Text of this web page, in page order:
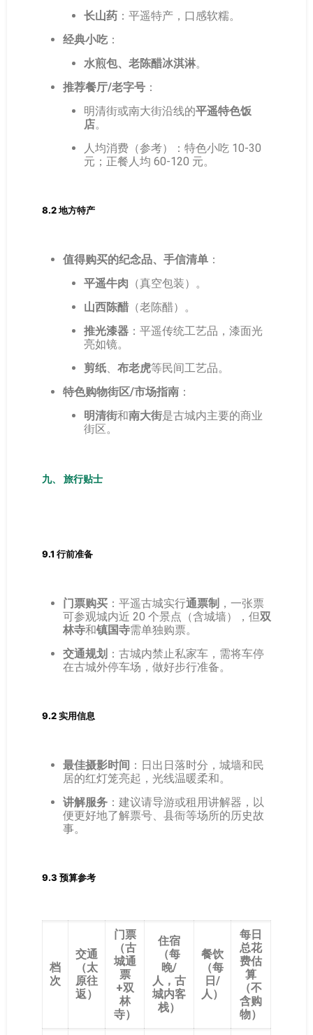
长山药 ：平遥特产，口感软糯。
经典小吃 ：
水煎包、老陈醋冰淇淋。
推荐餐厅/老字号 ：
明清街或南大街沿线的平遥特色饭
店。
人均消费（参考）：特色小吃 10-30
元；正餐人均 60-120 元。
8.2 地方特产
值得购买的纪念品、手信清单 ：
平遥牛肉 （真空包装）。
山西陈醋 （老陈醋）。
推光漆器 ：平遥传统工艺品，漆面光
亮如镜。
剪纸、 布老虎等民间工艺品。
特色购物街区/市场指南 ：
明清街和南大街是古城内主要的商业
街区。
九、 旅行贴士
9.1 行前准备
门票购买 ：平遥古城实行通票制 ，一张票
可参观城内近 20 个景点（含城墙），但双
林寺和镇国寺需单独购票。
交通规划 ：古城内禁止私家车，需将车停
在古城外停车场，做好步行准备。
9.2 实用信息
最佳摄影时间 ：日出日落时分，城墙和民
居的红灯笼亮起，光线温暖柔和。
讲解服务 ：建议请导游或租用讲解器，以
便更好地了解票号、县衙等场所的历史故
事。
9.3 预算参考
档
次
交通
（太
原往
返）
门票
（古
城通
票
+双
林
寺）
住宿
（每
晚/
人，古
城内客
栈）
餐饮
（每
日/
人）
每日
总花
费估
算
（不
含购
物）